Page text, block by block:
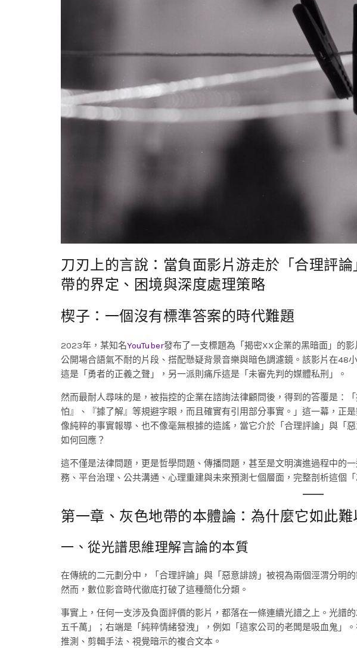
刀刃上的言說：當負面影片游走於「合理評
帶的界定、困境與深度處理策略
楔子：一個沒有標準答案的時代難題
2023年，某知名YouTuber發布了一支標題為「揭密XX企業的黑暗面」的
公開場合語氣不耐的片段、搭配懸疑背景音樂與暗色調濾鏡。該影片在
這是「勇者的正義之聲」，另一派則痛斥這是「未審先判的媒體私刑」。
然而最耐人尋味的是，被指控的企業在諮詢法律顧問後，得到的答覆是：
怕』、『據了解』等規避字眼，而且確實有引用部分事實。」這一幕，正
像純粹的事實報導、也不像毫無根據的造謠，當它介於「合理評論」與「
如何回應？
這不僅是法律問題，更是哲學問題、傳播問題，甚至是文明演進過程中的
務、平台治理、公共溝通、心理重建與未來預測七個層面，完整剖析這個
第一章、灰色地帶的本體論：為什麼它如此難
一、從光譜思維理解言論的本質
在傳統的二元劃分中，「合理評論」與「惡意誹謗」被視為兩個涇渭分明
然而，數位影音時代徹底打破了這種簡化分類。
事實上，任何一支涉及負面評價的影片，都落在一條連續光譜之上。光譜
五千萬」；右端是「純粹情緒發洩」，例如「這家公司的老闆是吸血鬼」
推測、剪輯手法、視覺暗示的複合文本。